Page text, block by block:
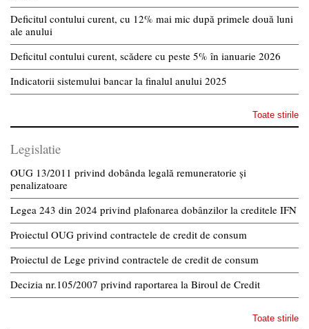
Deficitul contului curent, cu 12% mai mic după primele două luni
ale anului
Deficitul contului curent, scădere cu peste 5% în ianuarie 2026
Indicatorii sistemului bancar la finalul anului 2025
Toate stirile
Legislatie
OUG 13/2011 privind dobânda legală remuneratorie și
penalizatoare
Legea 243 din 2024 privind plafonarea dobânzilor la creditele IFN
Proiectul OUG privind contractele de credit de consum
Proiectul de Lege privind contractele de credit de consum
Decizia nr.105/2007 privind raportarea la Biroul de Credit
Toate stirile